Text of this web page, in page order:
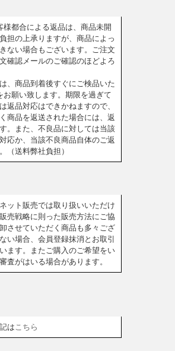
都合による返品は、商品未開
担の上承りますが、商品によっ
ない場合もございます。ご注文
確認メールのご確認のほどよろ
、商品到着後すぐにご検品いた
お願い致します。期限を過ぎて
返品対応はできかねますので、
商品を返送された場合には、返
。また、不良品に対しては当該
応か、当該不良商品自体のご返
（送料弊社負担）
ット販売では取り扱いいただけ
売戦略に則った販売方法にご協
させていただく商品も多々ござ
い場合、会員登録抹消とお取引
ます。またご購入のご希望をい
査がはいる場合があります。
は こちら